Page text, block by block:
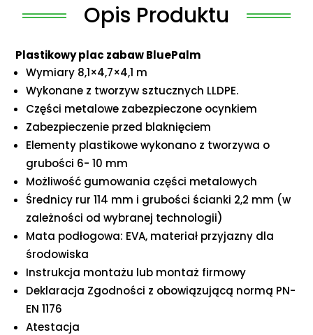
Opis Produktu
Plastikowy plac zabaw BluePalm
Wymiary 8,1×4,7×4,1 m
Wykonane z tworzyw sztucznych LLDPE.
Części metalowe zabezpieczone ocynkiem
Zabezpieczenie przed blaknięciem
Elementy plastikowe wykonano z tworzywa o
grubości 6- 10 mm
Możliwość gumowania części metalowych
Średnicy rur 114 mm i grubości ścianki 2,2 mm (w
zależności od wybranej technologii)
Mata podłogowa: EVA, materiał przyjazny dla
środowiska
Instrukcja montażu lub montaż firmowy
Deklaracja Zgodności z obowiązującą normą PN-
EN 1176
Atestacja